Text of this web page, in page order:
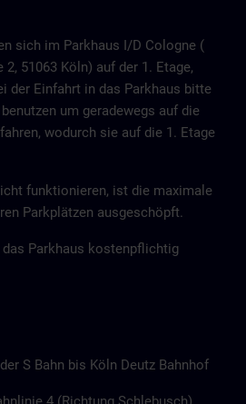
sich im Parkhaus I/D Cologne (
2, 51063 Köln) auf der 1. Etage,
der Einfahrt in das Parkhaus bitte
um geradewegs auf die
wodurch sie auf die 1. Etage
funktionieren, ist die maximale
Parkplätzen ausgeschöpft.
Parkhaus kostenpflichtig
S Bahn bis Köln Deutz Bahnhof